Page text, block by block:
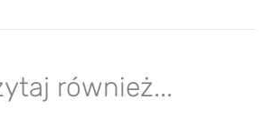
również...